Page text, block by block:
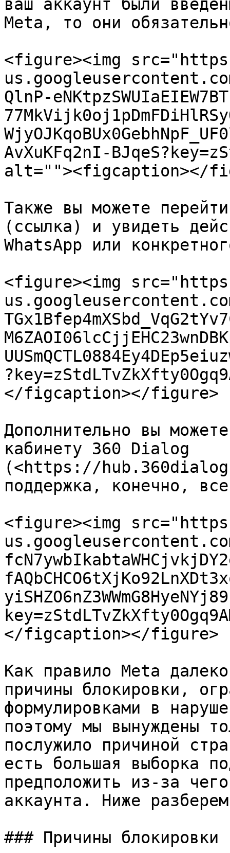
ваш аккаунт были
Meta, то они
<figure><img
QlnP-
AvXuKFq2nI-
alt=""><figcaption></
Также вы можете
(ссылка) и увидеть
WhatsApp или
<figure><img
</figcaption></figure>
Дополнительно вы
кабинету 360 Dialog
(<https://
поддержка, конечно,
<figure><img
</figcaption></figure>
Как правило Meta
причины блокировки,
формулировками в
поэтому мы вынуждены
послужило причиной
есть большая выборка
предположить из-за
аккаунта. Ниже
### Причины